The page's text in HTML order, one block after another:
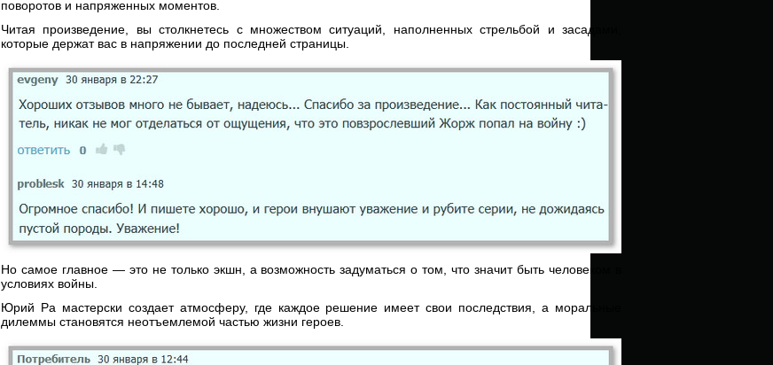
поворотов и напряженных моментов.
Читая произведение, вы столкнетесь с множеством ситуаций, наполненных стрельбой и засадами,
которые держат вас в напряжении до последней страницы.
Но самое главное — это не только экшн, а возможность задуматься о том, что значит быть человеком в
условиях войны.
Юрий Ра мастерски создает атмосферу, где каждое решение имеет свои последствия, а моральные
дилеммы становятся неотъемлемой частью жизни героев.